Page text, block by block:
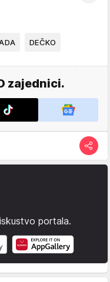
DEČKO
zajednici.
portala.